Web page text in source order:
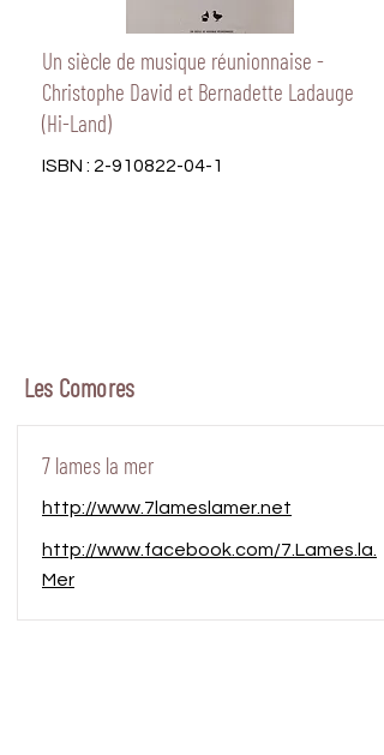
Un siècle de musique réunionnaise -
Christophe David et Bernadette Ladauge
(Hi-Land)
ISBN : 2-910822-04-1
Les Comores
7 lames la mer
http://www.7lameslamer.net
http://www.facebook.com/7.Lames.la.
Mer